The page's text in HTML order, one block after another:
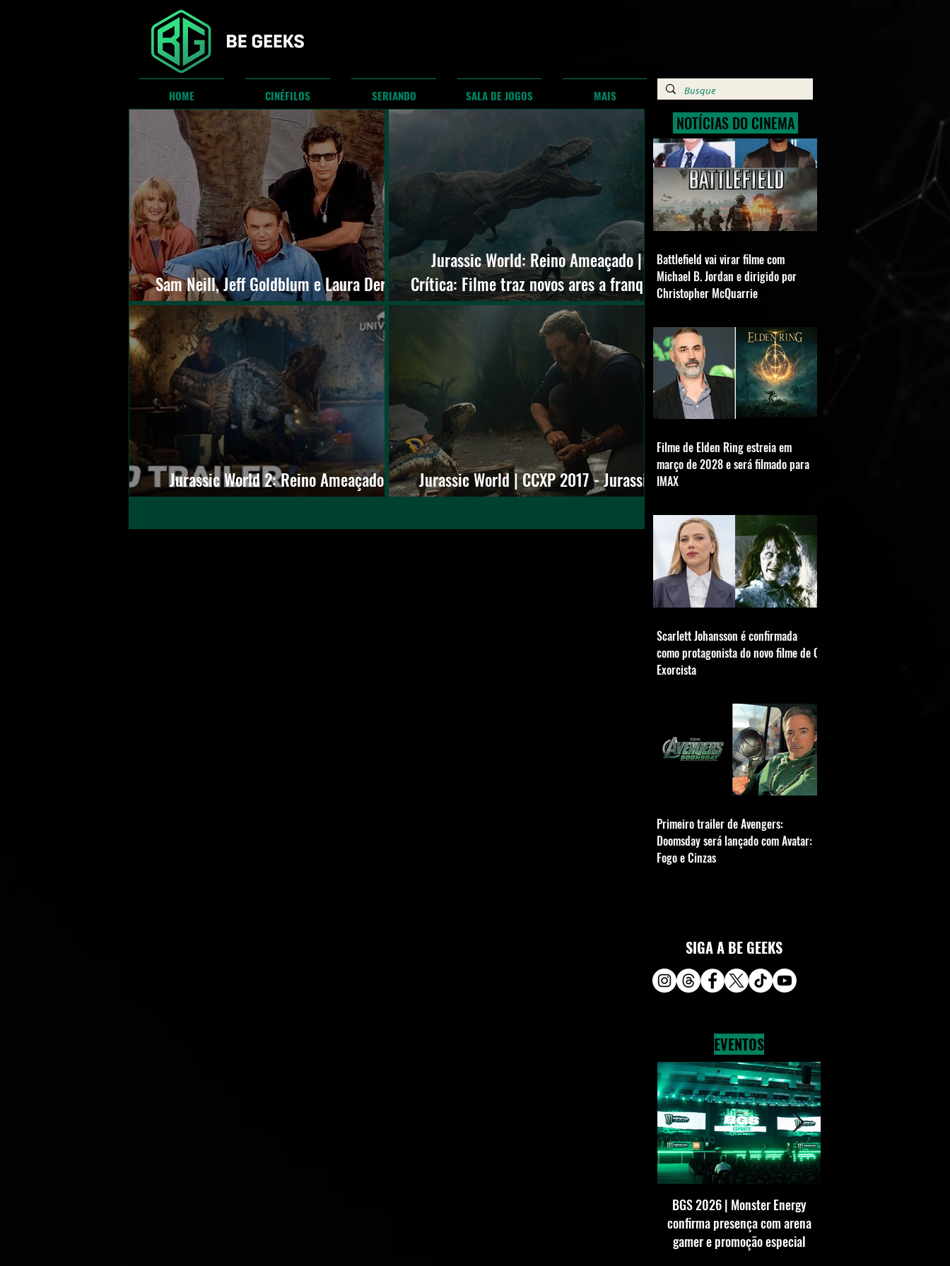
HOME CINÉFILOS SERIANDO SALA DE JOGOS MAIS
Sam Neill, Jeff Goldblum e Laura Dern;
estarão em Jurassic World 3
Jurassic World: Reino Ameaçado |
Crítica: Filme traz novos ares a franquia
e a leva para um novo mun
Jurassic World 2: Reino Ameaçado
ganha novo trailer
Jurassic World | CCXP 2017 - Jurassic
World: Reino Ameaçado
NOTÍCIAS DO CINEMA
Battlefield vai virar filme com
Michael B. Jordan e dirigido por
Christopher McQuarrie
Filme de Elden Ring estreia em
março de 2028 e será filmado para
IMAX
Scarlett Johansson é confirmada
como protagonista do novo filme de O
Exorcista
Primeiro trailer de Avengers:
Doomsday será lançado com Avatar:
Fogo e Cinzas
SIGA A BE GEEKS
EVENTOS
BGS 2026 | Monster Energy
confirma presença com arena
gamer e promoção especial